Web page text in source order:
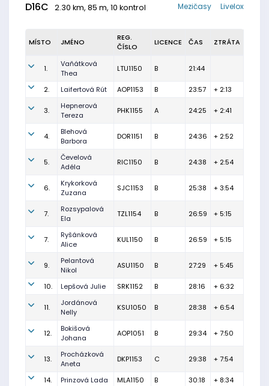
D16C 2.30 km, 85 m, 10 kontrol Livelox
Mezičasy
MÍSTO JMÉNO
REG.
ČÍSLO
LICENCE ČAS ZTRÁTA
1.
Vaňátková
Thea
LTU1150 B 21:44
2. Laifertová Rút AOP1153 B 23:57 + 2:13
3.
Hepnerová
Tereza
PHK1155 A 24:25 + 2:41
4.
Blehová
Barbora
DOR1151 B 24:36 + 2:52
5.
Čevelová
Adéla
RIC1150 B 24:38 + 2:54
6.
Krykorková
Zuzana
SJC1153 B 25:38 + 3:54
7.
Rozsypalová
Ela
TZL1154 B 26:59 + 5:15
7.
Ryšánková
Alice
KUL1150 B 26:59 + 5:15
9.
Pelantová
Nikol
ASU1150 B 27:29 + 5:45
10. Lepšová Julie SRK1152 B 28:16 + 6:32
11.
Jordánová
Nelly
KSU1050 B 28:38 + 6:54
12.
Bokišová
Johana
AOP1051 B 29:34 + 7:50
13.
Procházková
Aneta
DKP1153 C 29:38 + 7:54
14. Prinzová Lada MLA1150 B 30:18 + 8:34